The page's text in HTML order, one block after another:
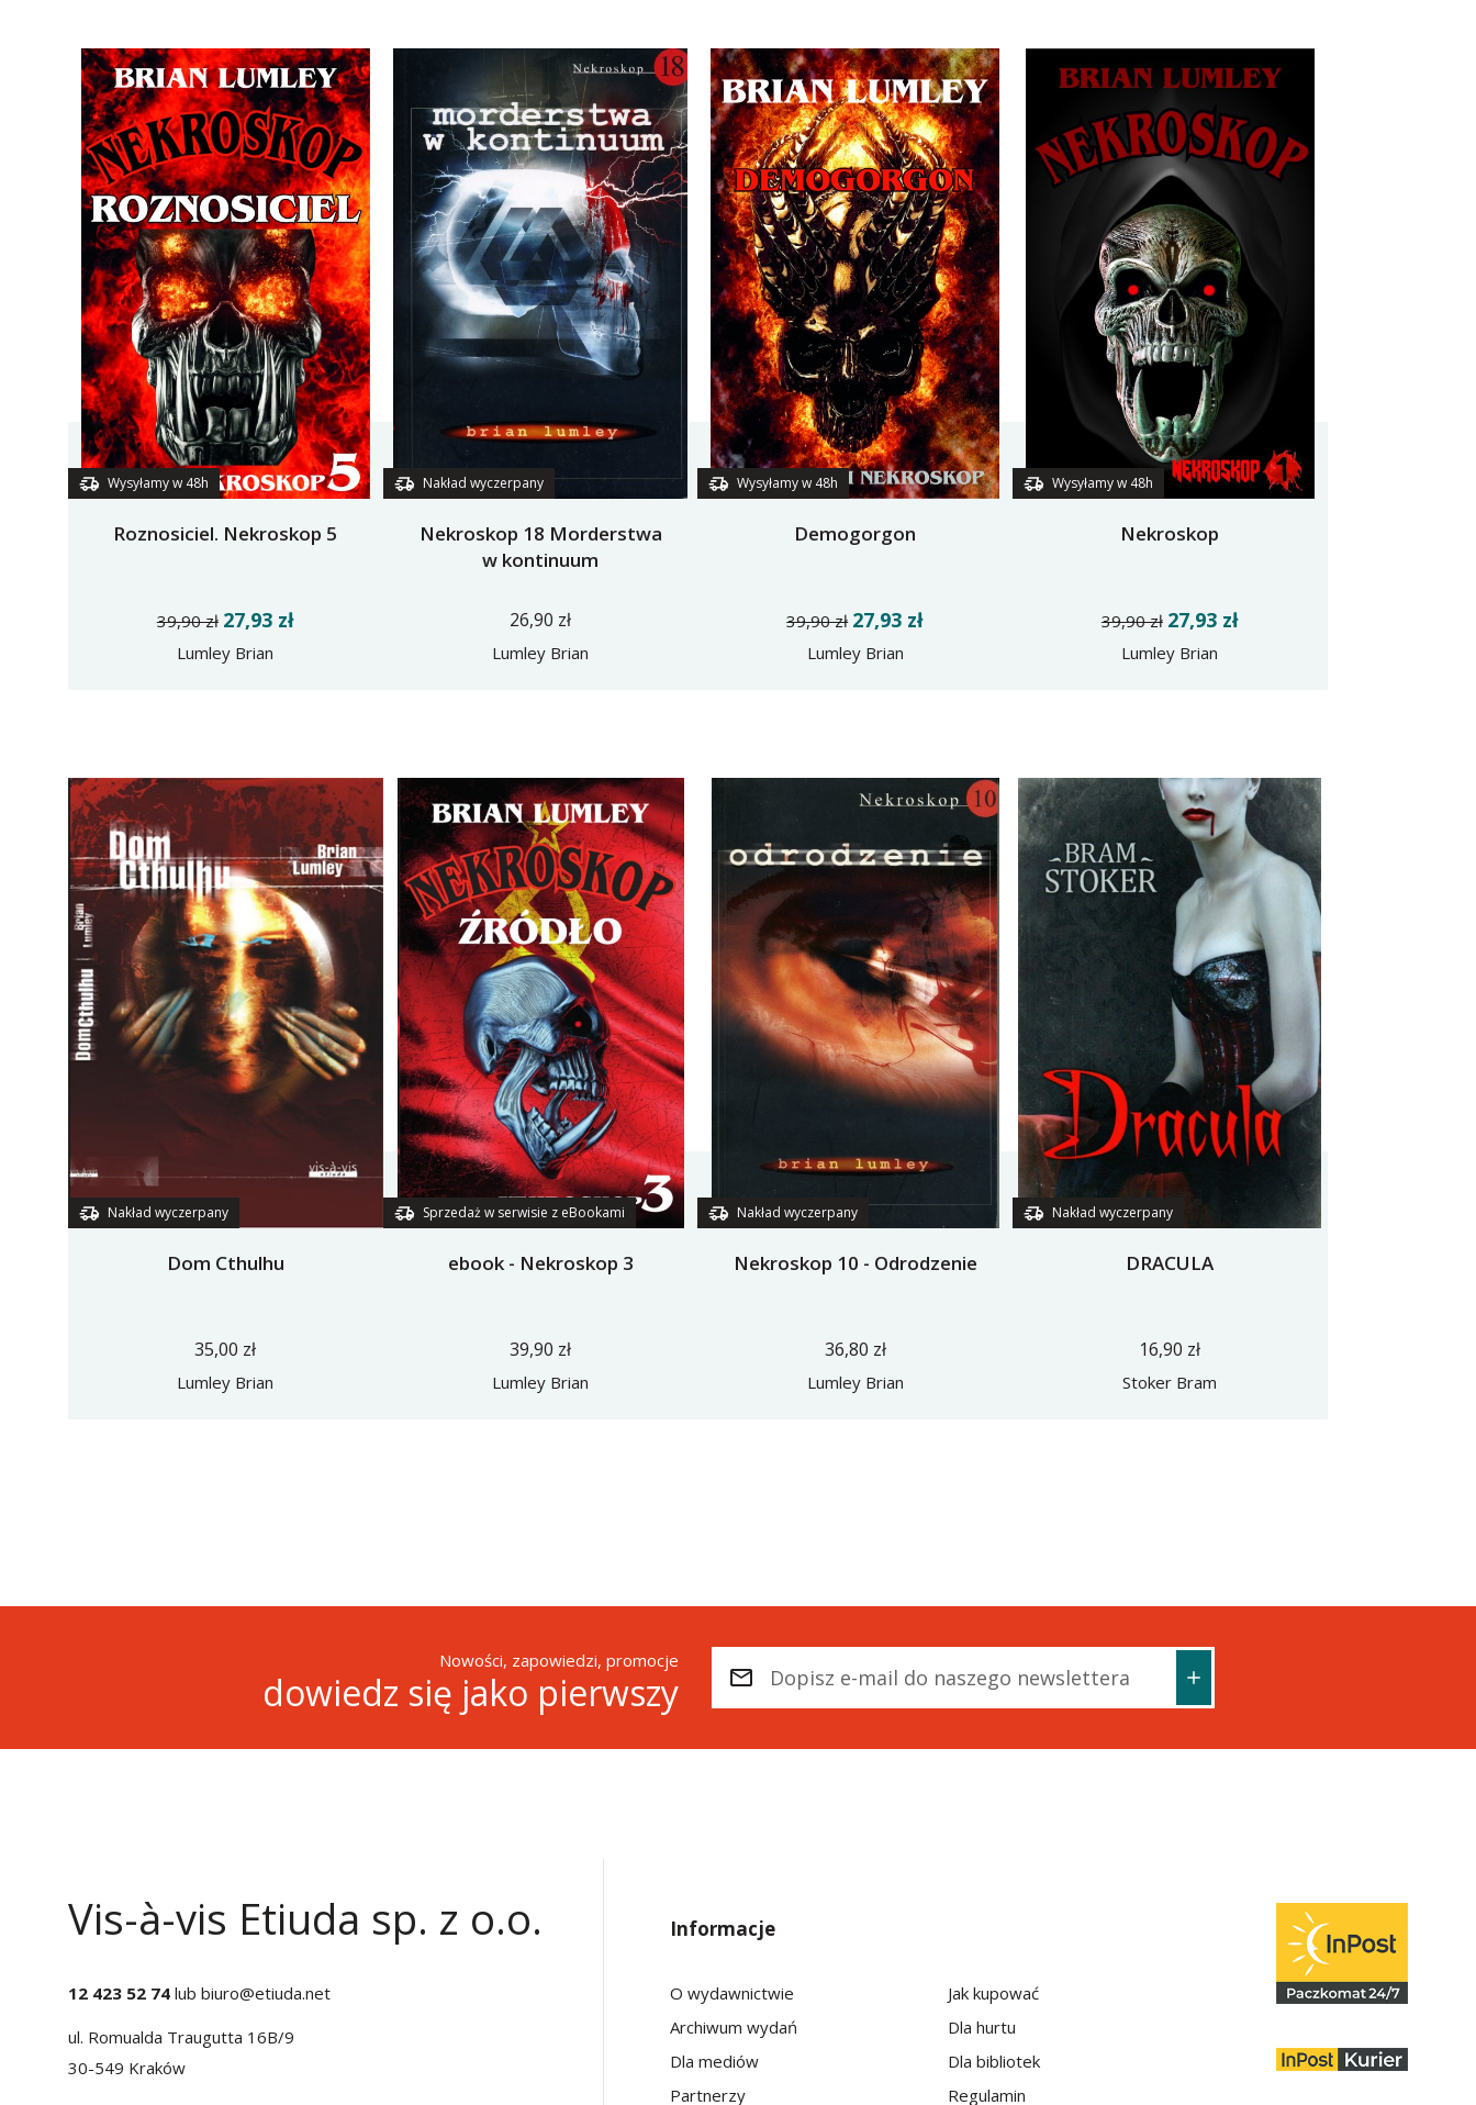
Wysyłamy w 48h
Roznosiciel. Nekroskop 5
39,90 zł 27,93 zł
Lumley Brian
Nakład wyczerpany
Nekroskop 18 Morderstwa
w kontinuum
26,90 zł
Lumley Brian
Wysyłamy w 48h
Demogorgon
39,90 zł 27,93 zł
Lumley Brian
Wysyłamy w 48h
Nekroskop
39,90 zł 27,93 zł
Lumley Brian
Nakład wyczerpany
Dom Cthulhu
35,00 zł
Lumley Brian
Sprzedaż w serwisie z eBookami
ebook - Nekroskop 3
39,90 zł
Lumley Brian
Nakład wyczerpany
Nekroskop 10 - Odrodzenie
36,80 zł
Lumley Brian
Nakład wyczerpany
DRACULA
16,90 zł
Stoker Bram
Nowości, zapowiedzi, promocje
dowiedz się jako pierwszy
Vis-à-vis Etiuda sp. z o.o.
12 423 52 74 lub biuro@etiuda.net
ul. Romualda Traugutta 16B/9
30-549 Kraków
Informacje
O wydawnictwie
Archiwum wydań
Dla mediów
Partnerzy
Jak kupować
Dla hurtu
Dla bibliotek
Regulamin